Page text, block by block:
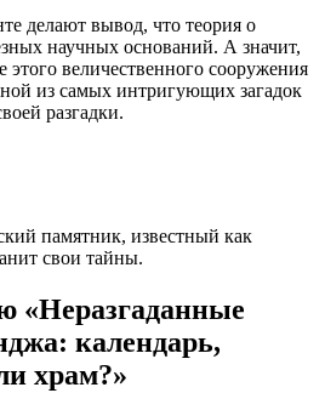
делают вывод, что теория о
научных оснований. А значит,
этого величественного сооружения
из самых интригующих загадок
разгадки.
памятник, известный как
свои тайны.
«Неразгаданные
календарь,
храм?»